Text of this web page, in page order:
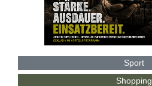
Sport
Shopping